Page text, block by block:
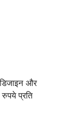
और
प्रति